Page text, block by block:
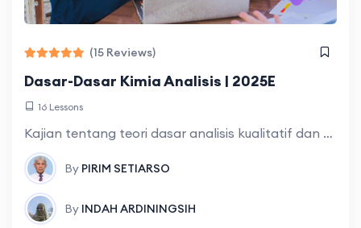
(15 Reviews)
Dasar-Dasar Kimia Analisis | 2025E
16 Lessons
Kajian tentang teori dasar analisis kualitatif dan kuantitatif yang medukung proses, serta evaluasi hasil; analisis kualitatif yg mencakup identifikasi kation dan anion secara sistematis; analisis
By PIRIM SETIARSO
By INDAH ARDININGSIH